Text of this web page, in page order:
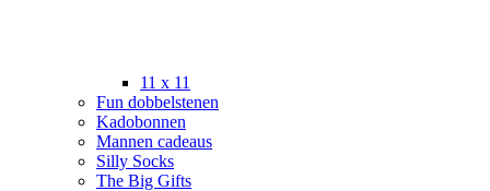
11 x 11
Fun dobbelstenen
Kadobonnen
Mannen cadeaus
Silly Socks
The Big Gifts